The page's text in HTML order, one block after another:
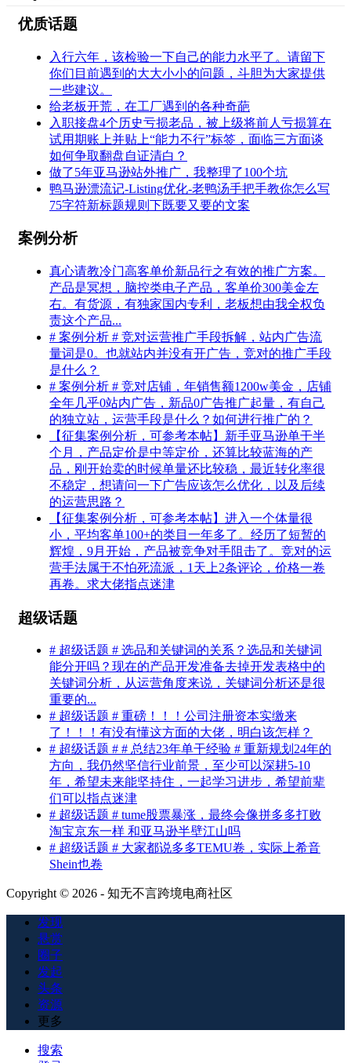
优质话题
入行六年，该检验一下自己的能力水平了。请留下
你们目前遇到的大大小小的问题，斗胆为大家提供
一些建议。
给老板开荒，在工厂遇到的各种奇葩
入职接盘4个历史亏损老品，被上级将前人亏损算在
试用期账上并贴上“能力不行”标签，面临三方面谈
如何争取翻盘自证清白？
做了5年亚马逊站外推广，我整理了100个坑
鸭马逊漂流记-Listing优化-老鸭汤手把手教你怎么写
75字符新标题规则下既要又要的文案
案例分析
真心请教冷门高客单价新品行之有效的推广方案。
产品是冥想，脑控类电子产品，客单价300美金左
右。有货源，有独家国内专利，老板想由我全权负
责这个产品...
# 案例分析 # 竞对运营推广手段拆解，站内广告流
量词是0。也就站内并没有开广告，竞对的推广手段
是什么？
# 案例分析 # 竞对店铺，年销售额1200w美金，店铺
全年几乎0站内广告，新品0广告推广起量，有自己
的独立站，运营手段是什么？如何进行推广的？
【征集案例分析，可参考本帖】新手亚马逊单干半
个月，产品定价是中等定价，还算比较蓝海的产
品，刚开始卖的时候单量还比较稳，最近转化率很
不稳定，想请问一下广告应该怎么优化，以及后续
的运营思路？
【征集案例分析，可参考本帖】进入一个体量很
小，平均客单100+的类目一年多了。经历了短暂的
辉煌，9月开始，产品被竞争对手阻击了。竞对的运
营手法属于不怕死流派，1天上2条评论，价格一卷
再卷。求大佬指点迷津
超级话题
# 超级话题 # 选品和关键词的关系？选品和关键词
能分开吗？现在的产品开发准备去掉开发表格中的
关键词分析，从运营角度来说，关键词分析还是很
重要的...
# 超级话题 # 重磅！！！公司注册资本实缴来
了！！！有没有懂这方面的大佬，明白该怎样？
# 超级话题 # # 总结23年单干经验 # 重新规划24年的
方向，我仍然坚信行业前景，至少可以深耕5-10
年，希望未来能坚持住，一起学习进步，希望前辈
们可以指点迷津
# 超级话题 # tume股票暴涨，最终会像拼多多打败
淘宝京东一样 和亚马逊半壁江山吗
# 超级话题 # 大家都说多多TEMU卷，实际上希音
Shein也卷
Copyright © 2026 - 知无不言跨境电商社区
发现
悬赏
圈子
发起
头条
资源
更多
搜索